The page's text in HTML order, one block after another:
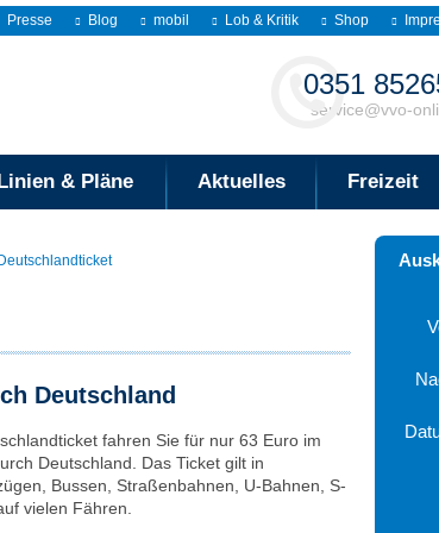
Presse Blog mobil Lob & Kritik Shop
Kontakt
0351
service@vvo-
& Pläne Aktuelles Freizeit
Deutschlandticket
Deutschland
fahren Sie für nur 63 Euro im
Deutschland. Das Ticket gilt in
Bussen, Straßenbahnen, U-Bahnen, S-
vielen Fähren.